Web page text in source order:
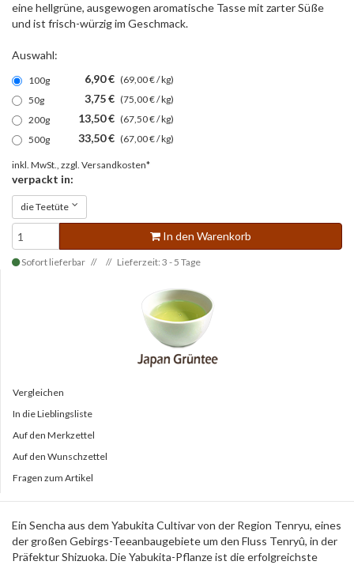
eine hellgrüne, ausgewogen aromatische Tasse mit zarter Süße
und ist frisch-würzig im Geschmack.
Auswahl:
100g 6,90 € (69,00 € / kg)
50g
3,75 € (75,00 € / kg)
200g
13,50 € (67,50 € / kg)
500g
33,50 € (67,00 € / kg)
inkl. MwSt., zzgl. Versandkosten*
verpackt in:
die Teetüte
In den Warenkorb
Sofort lieferbar Lieferzeit: 3 - 5 Tage
Vergleichen
In die Lieblingsliste
Auf den Merkzettel
Auf den Wunschzettel
Fragen zum Artikel
Ein Sencha aus dem Yabukita Cultivar von der Region Tenryu, eines
der großen Gebirgs-Teeanbaugebiete um den Fluss Tenryû, in der
Präfektur Shizuoka. Die Yabukita-Pflanze ist die erfolgreichste